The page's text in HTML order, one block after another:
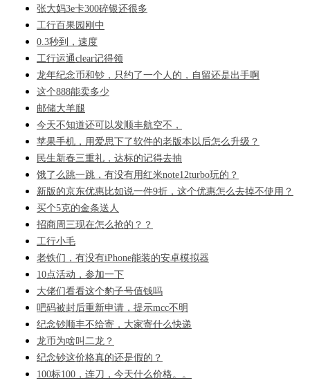
张大妈3e卡300碎银还很多
工行百果园刚中
0.3秒到，速度
工行运通clear记得领
龙年纪念币和钞，只约了一个人的，自留还是出手啊
这个888能卖多少
邮储大羊腿
今天不知道还可以发顺丰航空不，
苹果手机，用爱思下了软件的老版本以后怎么升级？
民生新春三重礼，达标的记得去抽
饿了么跳一跳，有没有用红米note12turbo玩的？
新版的京东优惠比如说一件9折，这个优惠怎么去掉不使用？
买个5克的金条送人
招商周三现在怎么抢的？？
工行小毛
老铁们，有没有iPhone能装的安卓模拟器
10点活动，参加一下
大佬们看看这个豹子号值钱吗
吧码被封后重新申请，提示mcc不明
纪念钞顺丰不给寄，大家寄什么快递
龙币为啥叫二龙？
纪念钞这价格真的还是假的？
100标100，连刀，今天什么价格。。